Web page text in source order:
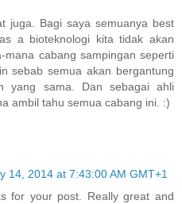
juga. Bagi saya semuanya best
a bioteknologi kita tidak akan
mana cabang sampingan seperti
sebab semua akan bergantung
yang sama. Dan sebagai ahli
ambil tahu semua cabang ini. :)
14, 2014 at 7:43:00 AM GMT+1
for your post. Really great and